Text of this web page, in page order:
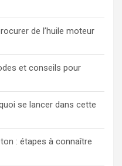
de l’huile moteur
et conseils pour
se lancer dans cette
: étapes à connaître